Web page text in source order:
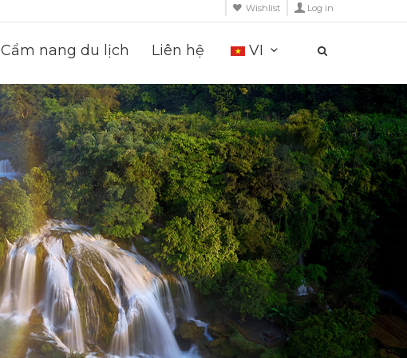
Wishlist Log in
Cẩm nang du lịch Liên hệ VI